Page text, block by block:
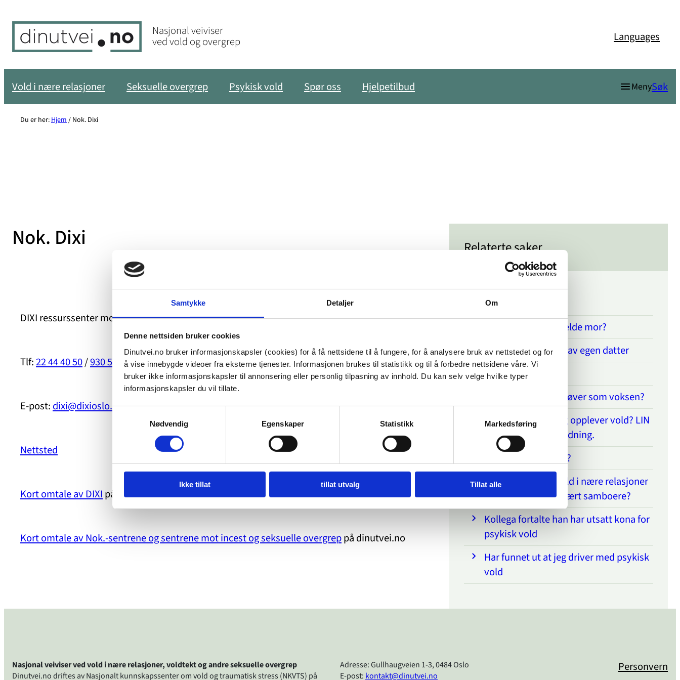
Samtykke Detaljer Om
Denne nettsiden bruker cookies
Dinutvei.no bruker informasjonskapsler (cookies) for å få nettsidene til å fungere, for å analysere bruk av nettstedet og for
å vise innebygde videoer fra eksterne tjenester. Informasjonen brukes til statistikk og til å forbedre nettsidene våre. Vi
bruker ikke informasjonskapsler til annonsering eller personlig tilpasning av innhold. Du kan selv velge hvilke typer
informasjonskapsler du vil tillate.
Samtykkevalg
Nødvendig
Egenskaper Statistikk Markedsføring
Ikke tillat tillat utvalg Tillat alle
innhold
Nasjonal veiviser
ved vold og overgrep Languages
Vold i nære relasjoner Seksuelle overgrep Psykisk vold Spør oss Hjelpetilbud MenySøk
Du er her:Hjem/ Nok. Dixi
Nok. Dixi
DIXI ressurssenter mot voldtekt Bygdøy allé 1, 0257 Oslo
Tlf:22 44 40 50/930 58 070
E-post: dixi@dixioslo.no
Nettsted
Kort omtale av DIXI på dinutvei.no
Kort omtale av Nok.-sentrene og sentrene mot incest og seksuelle overgreppå dinutvei.no
Relaterte saker
Fortsettelsesvold
Er det mulig å anmelde mor?
Redd for å bli drept av egen datter
Hvor går grensa?
Utsatt som barn, utøver som voksen?
Er du innvandrer og opplever vold? LIN
kan gi hjelp og veiledning.
What is dinutvei.no?
Gjelder §282 om vold i nære relasjoner
hvis man ikke har vært samboere?
Kollega fortalte han har utsatt kona for
psykisk vold
Har funnet ut at jeg driver med psykisk
vold
Nasjonal veiviser ved vold i nære relasjoner, voldtekt og andre seksuelle overgrep
Dinutvei.no driftes av Nasjonalt kunnskapssenter om vold og traumatisk stress (NKVTS) på
Adresse: Gullhaugveien 1-3, 0484 Oslo
E-post: kontakt@dinutvei.no
Personvern